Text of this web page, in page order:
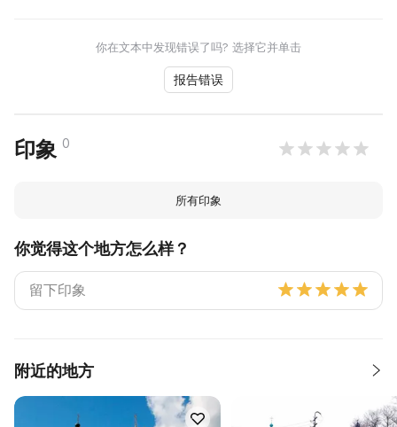
你在文本中发现错误了吗? 选择它并单击
报告错误
印象 0
所有印象
你觉得这个地方怎么样？
附近的地方